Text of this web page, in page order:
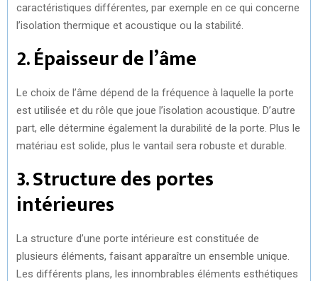
caractéristiques différentes, par exemple en ce qui concerne
l’isolation thermique et acoustique ou la stabilité.
2. Épaisseur de l’âme
Le choix de l’âme dépend de la fréquence à laquelle la porte
est utilisée et du rôle que joue l’isolation acoustique. D’autre
part, elle détermine également la durabilité de la porte. Plus le
matériau est solide, plus le vantail sera robuste et durable.
3. Structure des portes
intérieures
La structure d’une porte intérieure est constituée de
plusieurs éléments, faisant apparaître un ensemble unique.
Les différents plans, les innombrables éléments esthétiques